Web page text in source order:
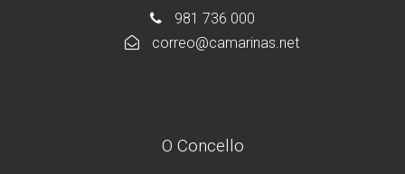
981 736 000
correo@camarinas.net
O Concello